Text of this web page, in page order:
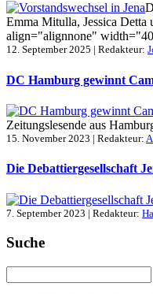
Emma Mitulla, Jessica Detta
align="alignnone"
12. September 2025 | Redakteur:
DC Hamburg gewinnt
Zeitungslesende aus
15. November 2023 | Redakteur:
Die Debattiergesellschaft
7. September 2023 | Redakteur:
Suche